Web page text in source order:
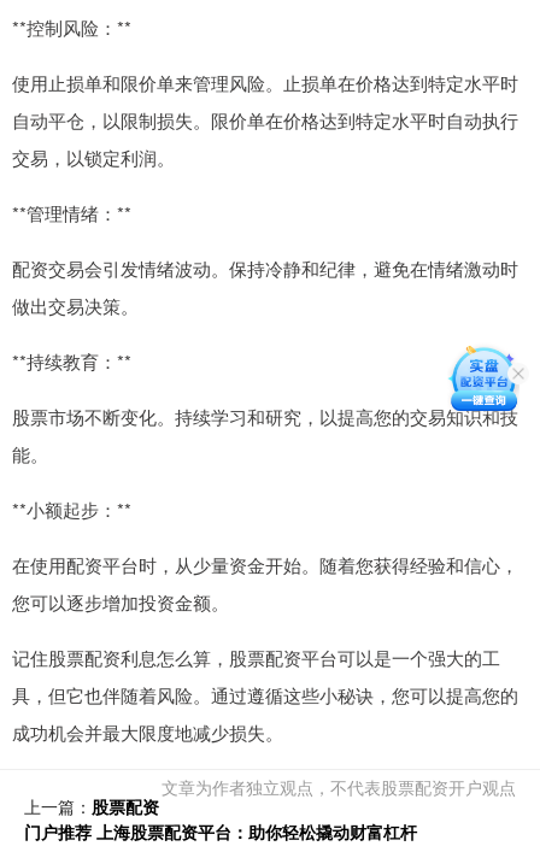
**控制风险：**
使用止损单和限价单来管理风险。止损单在价格达到特定水平时
自动平仓，以限制损失。限价单在价格达到特定水平时自动执行
交易，以锁定利润。
**管理情绪：**
配资交易会引发情绪波动。保持冷静和纪律，避免在情绪激动时
做出交易决策。
**持续教育：**
股票市场不断变化。持续学习和研究，以提高您的交易知识和技
能。
**小额起步：**
在使用配资平台时，从少量资金开始。随着您获得经验和信心，
您可以逐步增加投资金额。
记住股票配资利息怎么算，股票配资平台可以是一个强大的工
具，但它也伴随着风险。通过遵循这些小秘诀，您可以提高您的
成功机会并最大限度地减少损失。
文章为作者独立观点，不代表股票配资开户观点
上一篇： 股票配资
门户推荐 上海股票配资平台：助你轻松撬动财富杠杆